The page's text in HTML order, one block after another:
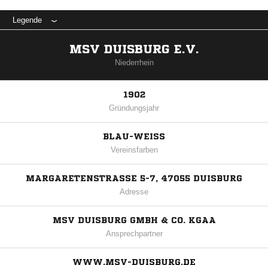
Legende
MSV DUISBURG E.V.
Niederrhein
1902
Gründungsjahr
BLAU-WEISS
Vereinsfarben
MARGARETENSTRASSE 5-7, 47055 DUISBURG
Adresse
MSV DUISBURG GMBH & CO. KGAA
Ansprechpartner
WWW.MSV-DUISBURG.DE